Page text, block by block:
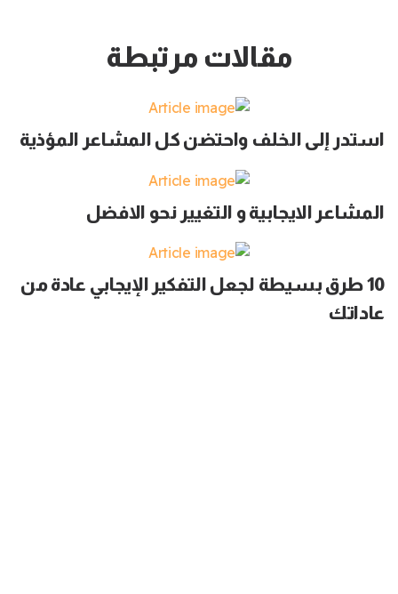
مقالات مرتبطة
استدر إلى الخلف واحتضن كل المشاعر المؤذية
المشاعر الايجابية و التغيير نحو الافضل
10 طرق بسيطة لجعل التفكير الإيجابي عادة من
عاداتك